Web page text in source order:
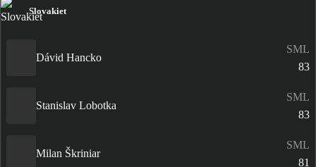
Slovakiet
Dávid Hancko
SML
83
Stanislav Lobotka
SML
83
Milan Škriniar
SML
81